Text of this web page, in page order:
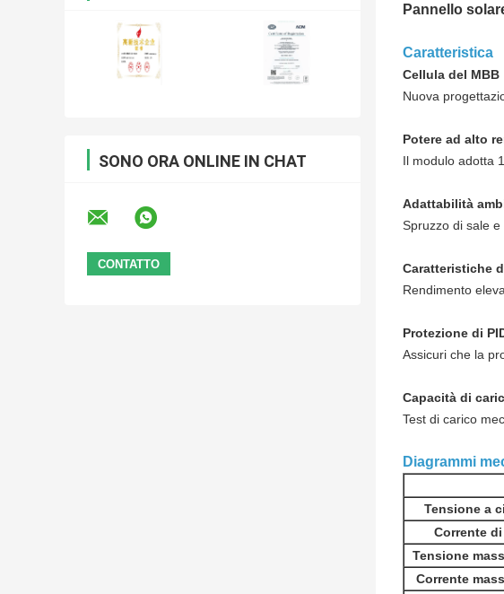
SONO ORA ONLINE IN CHAT
Pannello
Caratteristica
Cellula del MBB
Nuova
Potere ad alto
Il modulo adotta
Adattabilità
Spruzzo di sale
Caratteristiche
Rendimento
Protezione di
Assicuri che la
Capacità di
Test di carico
Diagrammi
Tensione a
Corrente
Tensione
Corrente